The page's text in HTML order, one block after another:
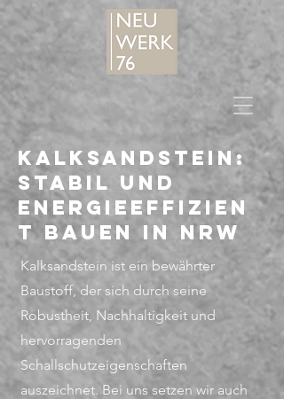
Kalksandstein:
Stabil und
energieeffizien
t bauen in NRW
Kalksandstein ist ein bewährter
Baustoff, der sich durch seine
Robustheit, Nachhaltigkeit und
hervorragenden
Schallschutzeigenschaften
auszeichnet. Bei uns setzen wir auch